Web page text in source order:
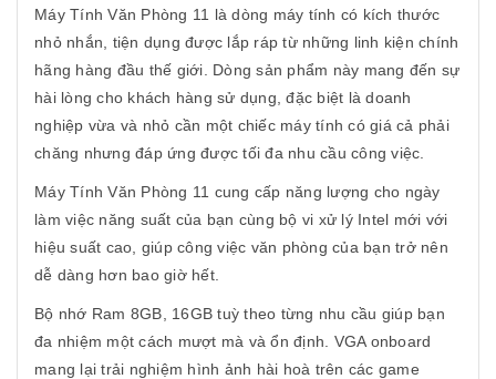
Máy Tính Văn Phòng 11 là dòng máy tính có kích thước
nhỏ nhắn, tiện dụng được lắp ráp từ những linh kiện chính
hãng hàng đầu thế giới. Dòng sản phẩm này mang đến sự
hài lòng cho khách hàng sử dụng, đặc biệt là doanh
nghiệp vừa và nhỏ cần một chiếc máy tính có giá cả phải
chăng nhưng đáp ứng được tối đa nhu cầu công việc.
Máy Tính Văn Phòng 11 cung cấp năng lượng cho ngày
làm việc năng suất của bạn cùng bộ vi xử lý Intel mới với
hiệu suất cao, giúp công việc văn phòng của bạn trở nên
dễ dàng hơn bao giờ hết.
Bộ nhớ Ram 8GB, 16GB tuỳ theo từng nhu cầu giúp bạn
đa nhiệm một cách mượt mà và ổn định. VGA onboard
mang lại trải nghiệm hình ảnh hài hoà trên các game